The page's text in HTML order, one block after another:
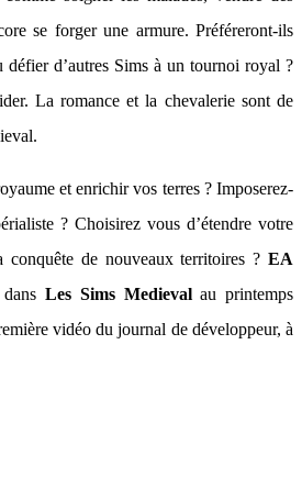
se forger une armure. Préféreront-ils
défier d’autres Sims à un tournoi royal ?
La romance et la chevalerie sont de
et enrichir vos terres ? Imposerez-
? Choisirez vous d’étendre votre
de nouveaux territoires ? EA
Les Sims Medievalau printemps
vidéo du journal de développeur, à